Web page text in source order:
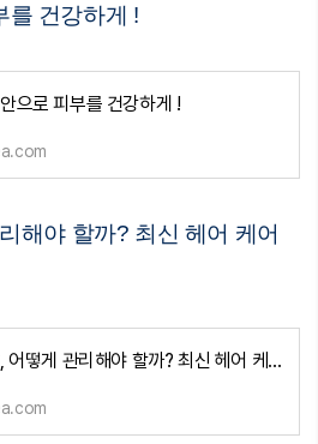
를 건강하게 !
으로 피부를 건강하게 !
해야 할까? 최신 헤어 케어
손상 모발, 어떻게 관리해야 할까? 최신 헤어 케어 꿀팁 총정리!